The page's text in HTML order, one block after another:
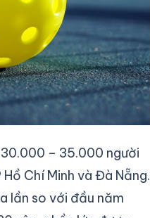
– 35.000 người
Chí Minh và Đà Nẵng.
lần so với đầu năm